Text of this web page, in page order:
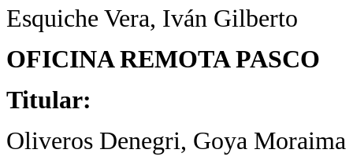
Esquiche Vera, Iván Gilberto
OFICINA REMOTA PASCO
Titular:
Oliveros Denegri, Goya Moraima